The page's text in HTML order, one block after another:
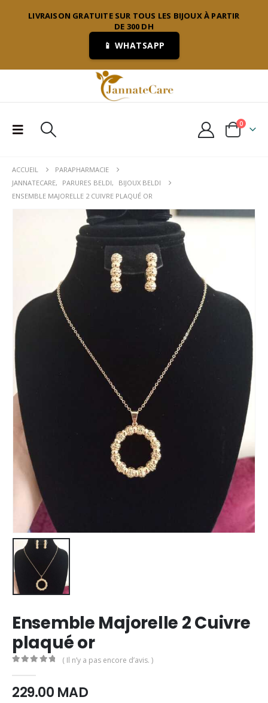
LIVRAISON GRATUITE SUR TOUS LES BIJOUX À PARTIR
DE 300 DH
📱 WHATSAPP
0
ACCUEIL
PARAPHARMACIE
JANNATECARE, PARURES BELDI,
BIJOUX BELDI
ENSEMBLE MAJORELLE 2 CUIVRE PLAQUÉ OR
Ensemble Majorelle 2 Cuivre
plaqué or
( Il n’y a pas encore d’avis. )
229.00 MAD